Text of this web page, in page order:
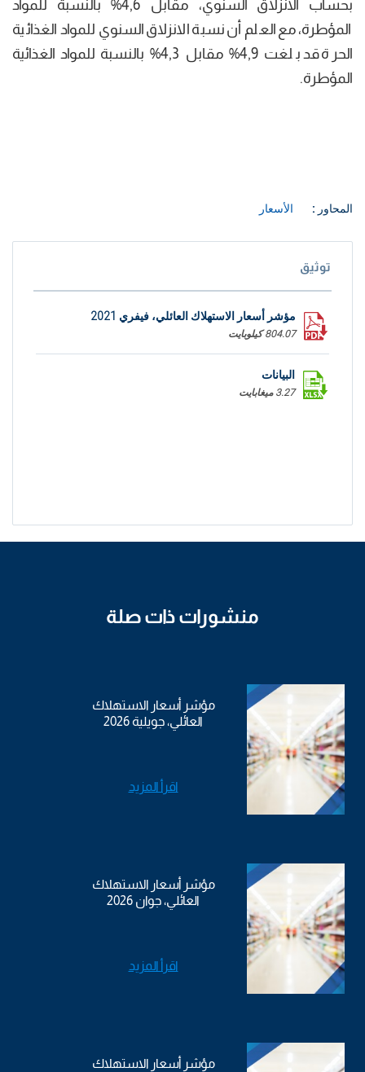
بحساب الانزلاق السنوي، مقابل 4,6% بالنسبة للمواد
المؤطرة، مع العلم أن نسبة الانزلاق السنوي للمواد الغذائية
الحرة قد بلغت 4,9% مقابل 4,3% بالنسبة للمواد الغذائية
المؤطرة.
المحاور : الأسعار
توثيق
مؤشر أسعار الاستهلاك العائلي، فيفري 2021
804.07 كيلوبايت
البيانات
3.27 ميغابايت
منشورات ذات صلة
مؤشر أسعار الاستهلاك
العائلي، جويلية 2026
اقرأ المزيد
مؤشر أسعار الاستهلاك
العائلي، جوان 2026
اقرأ المزيد
مؤشر أسعار الاستهلاك